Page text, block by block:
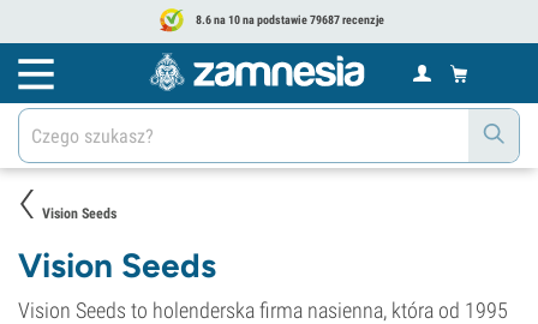
8.6 na 10 na podstawie 79687 recenzje
Vision Seeds
Vision Seeds
Vision Seeds to holenderska firma nasienna, która od 1995